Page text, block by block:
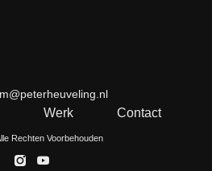
Werk Contact
Rechten Voorbehouden